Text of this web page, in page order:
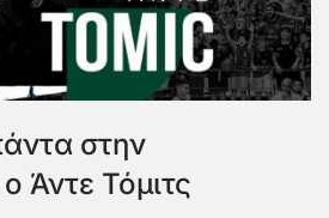
στην
Άντε Τόμιτς